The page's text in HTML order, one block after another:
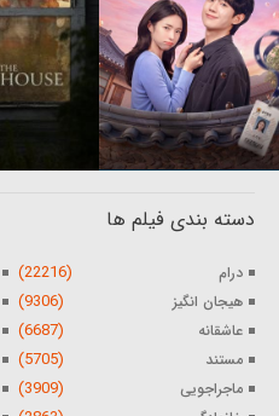
دسته بندی فیلم ها
درام (22216)
هیجان انگیز (9306)
عاشقانه (6687)
مستند (5705)
ماجراجویی (3909)